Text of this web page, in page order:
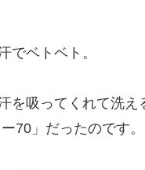
でベトベト。
を吸ってくれて洗
70」だったのです。